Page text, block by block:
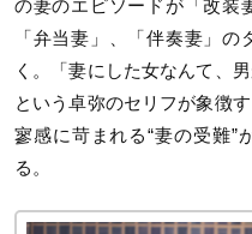
の妻のエピソードが「改装
「弁当妻」、「伴奏妻」
く。「妻にした女なんて、
という卓弥のセリフが象徴
寥感に苛まれる“妻の受難”
る。